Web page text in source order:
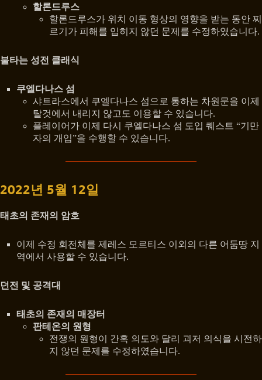
할론드루스
할론드루스가 위치 이동 형상의 영향을 받는 동안 찌
르기가 피해를 입히지 않던 문제를 수정하였습니다.
불타는 성전 클래식
쿠엘다나스 섬
샤트라스에서 쿠엘다나스 섬으로 통하는 차원문을 이제
탈것에서 내리지 않고도 이용할 수 있습니다.
플레이어가 이제 다시 쿠엘다나스 섬 도입 퀘스트 “기만
자의 개입”을 수행할 수 있습니다.
2022년 5월 12일
태초의 존재의 암호
이제 수정 회전체를 제레스 모르티스 이외의 다른 어둠땅 지
역에서 사용할 수 있습니다.
던전 및 공격대
태초의 존재의 매장터
판테온의 원형
전쟁의 원형이 간혹 의도와 달리 괴저 의식을 시전하
지 않던 문제를 수정하였습니다.